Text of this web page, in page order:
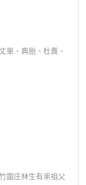
單、典胎、杜賣、
圍庄林生有承祖父